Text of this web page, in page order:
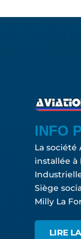
INFO
La société
installée à
Siège
Milly La
LIRE